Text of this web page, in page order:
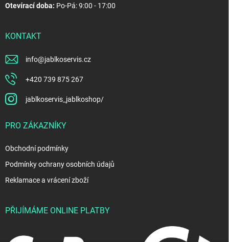
Otevírací doba: Po-Pá: 9:00 - 17:00
KONTAKT
info@jablkoservis.cz
+420 739 875 267
jablkoservis_jablkoshop/
PRO ZÁKAZNÍKY
Obchodní podmínky
Podmínky ochrany osobních údajů
Reklamace a vrácení zboží
PŘIJÍMÁME ONLINE PLATBY